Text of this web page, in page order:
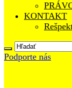
KONTAKT
Podporte nás